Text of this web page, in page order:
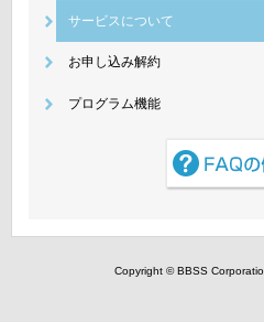
サービスについて
お申し込み解約
プログラム機能
Copyright © BBSS